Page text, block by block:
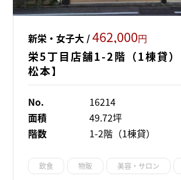
新栄・女子大 /462,000円
栄5丁目店舗1-2階（1棟貸）
松本】
No.
16214
面積
49.72坪
階数
1-2階（1棟貸）
飲食 物販 美容・サロン